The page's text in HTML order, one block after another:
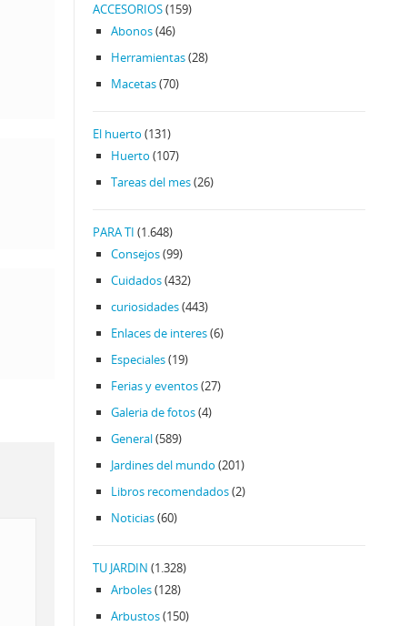
ACCESORIOS(159)
Abonos(46)
Herramientas(28)
Macetas(70)
El huerto (131)
Huerto (107)
Tareas del mes(26)
PARA TI (1.648)
Consejos(99)
Cuidados(432)
curiosidades(443)
Enlaces de interes(6)
Especiales(19)
Ferias y eventos(27)
Galeria de fotos(4)
General(589)
Jardines del mundo (201)
Libros recomendados(2)
Noticias(60)
TU JARDIN (1.328)
Arboles(128)
Arbustos(150)